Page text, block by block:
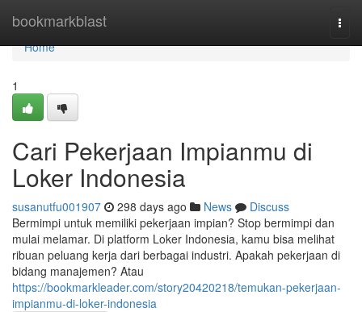
bookmarkblast
Home
Home
1
Cari Pekerjaan Impianmu di
Loker Indonesia
susanutfu001907 298 days ago News
Discuss
Bermimpi untuk memiliki pekerjaan impian? Stop bermimpi dan
mulai melamar. Di platform Loker Indonesia, kamu bisa melihat
ribuan peluang kerja dari berbagai industri. Apakah pekerjaan di
bidang manajemen? Atau
https://bookmarkleader.com/story20420218/temukan-pekerjaan-
impianmu-di-loker-indonesia